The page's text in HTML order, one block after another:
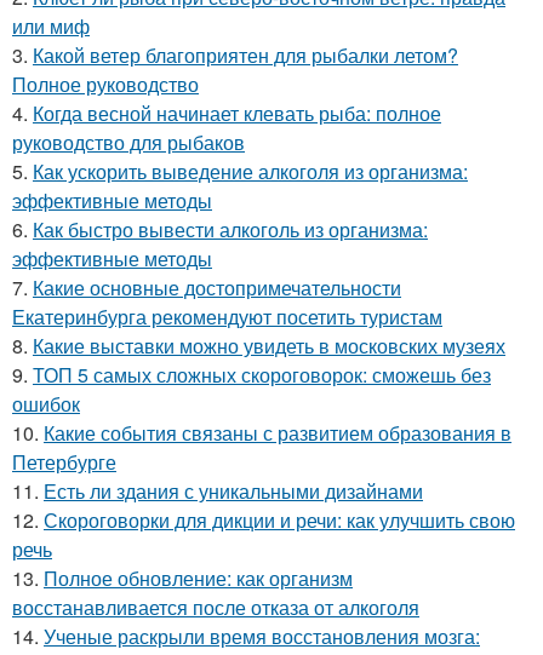
или миф
3. Какой ветер благоприятен для рыбалки летом?
Полное руководство
4. Когда весной начинает клевать рыба: полное
руководство для рыбаков
5. Как ускорить выведение алкоголя из организма:
эффективные методы
6. Как быстро вывести алкоголь из организма:
эффективные методы
7. Какие основные достопримечательности
Екатеринбурга рекомендуют посетить туристам
8. Какие выставки можно увидеть в московских музеях
9. ТОП 5 самых сложных скороговорок: сможешь без
ошибок
10. Какие события связаны с развитием образования в
Петербурге
11. Есть ли здания с уникальными дизайнами
12. Скороговорки для дикции и речи: как улучшить свою
речь
13. Полное обновление: как организм
восстанавливается после отказа от алкоголя
14. Ученые раскрыли время восстановления мозга: